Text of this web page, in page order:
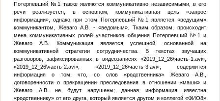
Потерпевший №1 также являются коммуникативно независимыми, в его
речи реализуется, в основном, коммуникативная цель «запрос
информации», однако при этом
Потерпевший №1является «ведущим»
коммуникантом, Жеваго А.В. - «ведомым». Ткаим образом, происходит
мена коммуникативных ролей участников общения
Потерпевший №1и
Жеваго А.В. Коммуникация является успешной, основанной на
коммуникативной стратегии сотрудничества. В текстах звучащих
разговоров, зафиксированных в видеозаписях «2019_12_26\часть-1.avi»,
«2019_12_26\часть-2.avi», «2019_12_26\часть-3.avi», содержится
информация о том, что, со слов «родственника» Жеваго А.В.,
договоренности о прекращении преследования в отношении «маши» и
Жеваго А.В. не будут нарушены; данная информация известна
«родственнику» от его друга, который является другом и коллегой «ФИО8»